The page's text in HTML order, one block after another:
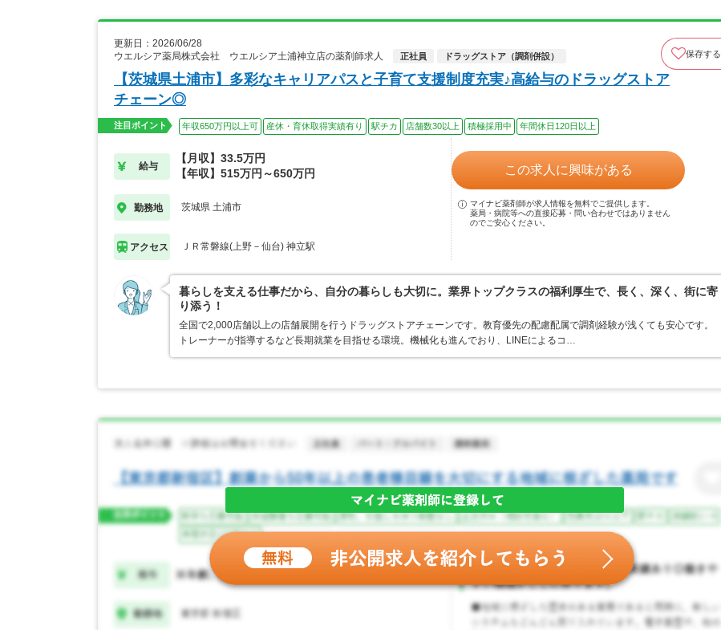
更新日：2026/06/28
ウエルシア薬局株式会社 ウエルシア土浦神立店の薬剤師求人
正社員 ドラッグストア（調剤併設） 保存する
【茨城県土浦市】多彩なキャリアパスと子育て支援制度充実♪高給与のドラッグストア
チェーン◎
注目ポイント 年収650万円以上可 産休・育休取得実績有り 駅チカ 店舗数30以上 積極採用中 年間休日120日以上
給与
【月収】33.5万円
【年収】515万円～650万円
勤務地 茨城県 土浦市
アクセス ＪＲ常磐線(上野－仙台) 神立駅
この求人に興味がある
マイナビ薬剤師が求人情報を無料でご提供します。
薬局・病院等への直接応募・問い合わせではありません
のでご安心ください。
暮らしを支える仕事だから、自分の暮らしも大切に。業界トップクラスの福利厚生で、長く、深く、街に寄
り添う！
全国で2,000店舗以上の店舗展開を行うドラッグストアチェーンです。教育優先の配慮配属で調剤経験が浅くても安心です。
トレーナーが指導するなど長期就業を目指せる環境。機械化も進んでおり、LINEによるコ…